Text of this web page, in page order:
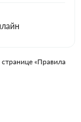
«Правила